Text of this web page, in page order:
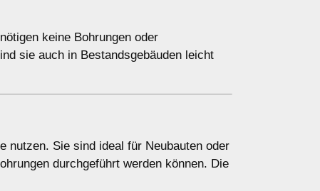
keine Bohrungen oder
sie auch in Bestandsgebäuden leicht
nutzen. Sie sind ideal für Neubauten oder
durchgeführt werden können. Die